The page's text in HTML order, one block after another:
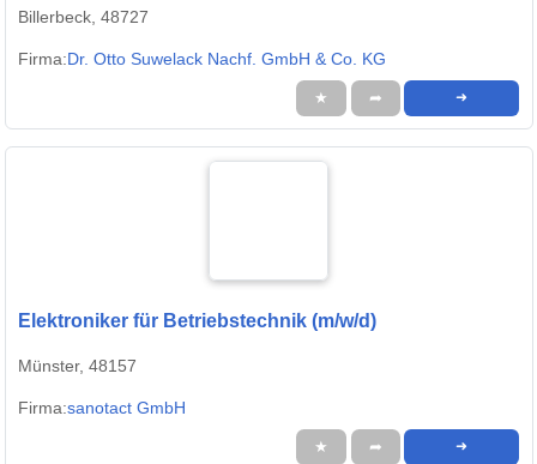
Billerbeck, 48727
Firma:Dr. Otto Suwelack Nachf. GmbH & Co. KG
★ ➦ ➜
Elektroniker für Betriebstechnik (m/w/d)
Münster, 48157
Firma:sanotact GmbH
★ ➦ ➜